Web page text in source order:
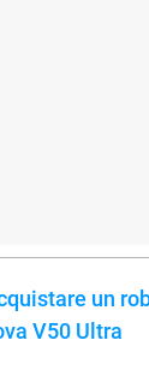
un
V50 Ultra